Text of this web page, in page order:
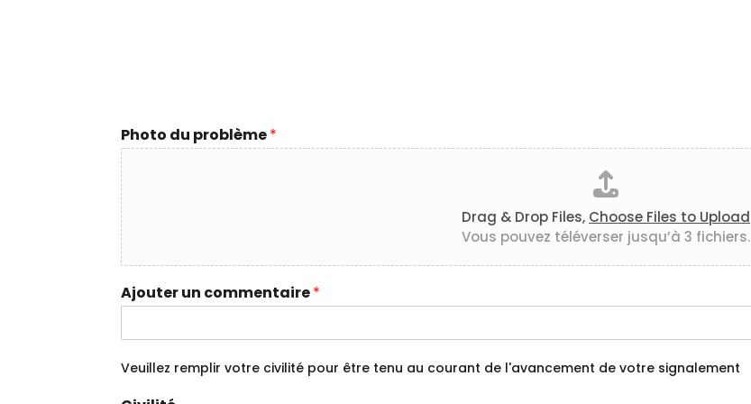
Photo du problème*
Drag & Drop Files, Choose Files to Upload
Vous pouvez téléverser jusqu’à 3 fichiers.
Ajouter un commentaire*
Veuillez remplir votre civilité pour être tenu au courant de l'avancement de votre signalement